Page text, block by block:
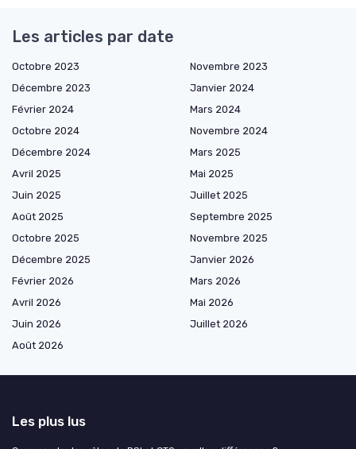
Les articles par date
Octobre 2023
Novembre 2023
Décembre 2023
Janvier 2024
Février 2024
Mars 2024
Octobre 2024
Novembre 2024
Décembre 2024
Mars 2025
Avril 2025
Mai 2025
Juin 2025
Juillet 2025
Août 2025
Septembre 2025
Octobre 2025
Novembre 2025
Décembre 2025
Janvier 2026
Février 2026
Mars 2026
Avril 2026
Mai 2026
Juin 2026
Juillet 2026
Août 2026
Les plus lus